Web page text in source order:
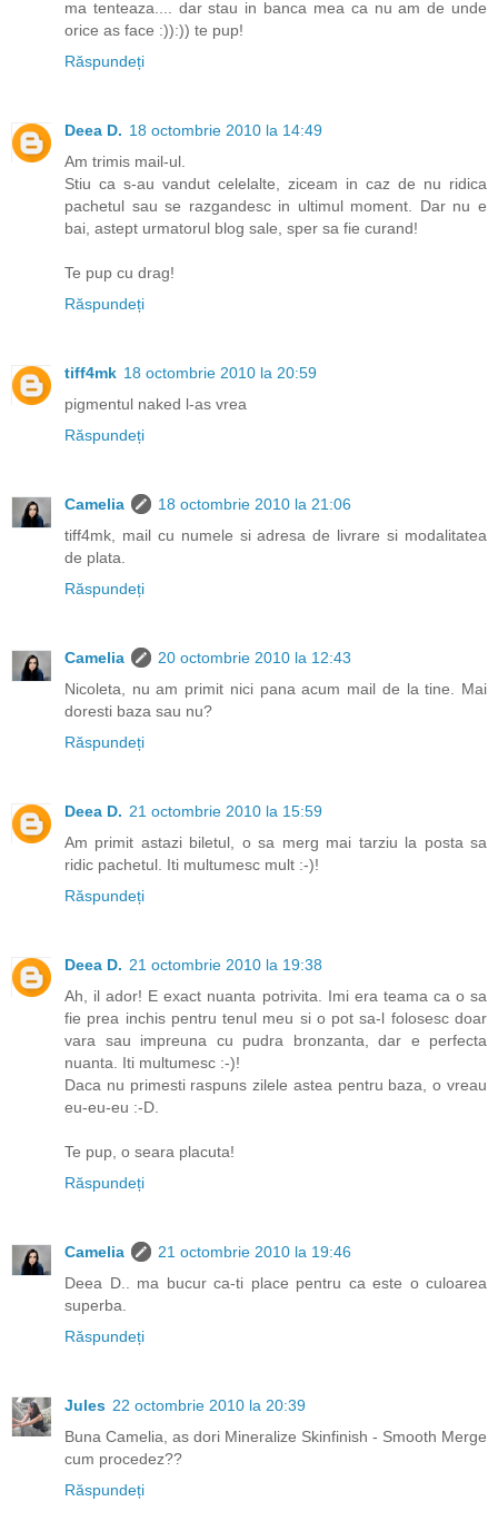
ma tenteaza.... dar stau in banca mea ca nu am de unde
orice as face :)):)) te pup!
Răspundeți
Deea D. 18 octombrie 2010 la 14:49
Am trimis mail-ul.
Stiu ca s-au vandut celelalte, ziceam in caz de nu ridica
pachetul sau se razgandesc in ultimul moment. Dar nu e
bai, astept urmatorul blog sale, sper sa fie curand!
Te pup cu drag!
Răspundeți
tiff4mk 18 octombrie 2010 la 20:59
pigmentul naked l-as vrea
Răspundeți
Camelia
18 octombrie 2010 la 21:06
tiff4mk, mail cu numele si adresa de livrare si modalitatea
de plata.
Răspundeți
Camelia
20 octombrie 2010 la 12:43
Nicoleta, nu am primit nici pana acum mail de la tine. Mai
doresti baza sau nu?
Răspundeți
Deea D. 21 octombrie 2010 la 15:59
Am primit astazi biletul, o sa merg mai tarziu la posta sa
ridic pachetul. Iti multumesc mult :-)!
Răspundeți
Deea D. 21 octombrie 2010 la 19:38
Ah, il ador! E exact nuanta potrivita. Imi era teama ca o sa
fie prea inchis pentru tenul meu si o pot sa-l folosesc doar
vara sau impreuna cu pudra bronzanta, dar e perfecta
nuanta. Iti multumesc :-)!
Daca nu primesti raspuns zilele astea pentru baza, o vreau
eu-eu-eu :-D.
Te pup, o seara placuta!
Răspundeți
Camelia
21 octombrie 2010 la 19:46
Deea D.. ma bucur ca-ti place pentru ca este o culoarea
superba.
Răspundeți
Jules 22 octombrie 2010 la 20:39
Buna Camelia, as dori Mineralize Skinfinish - Smooth Merge
cum procedez??
Răspundeți